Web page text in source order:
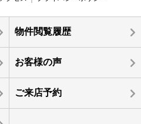
物件閲覧履歴
お客様の声
ご来店予約